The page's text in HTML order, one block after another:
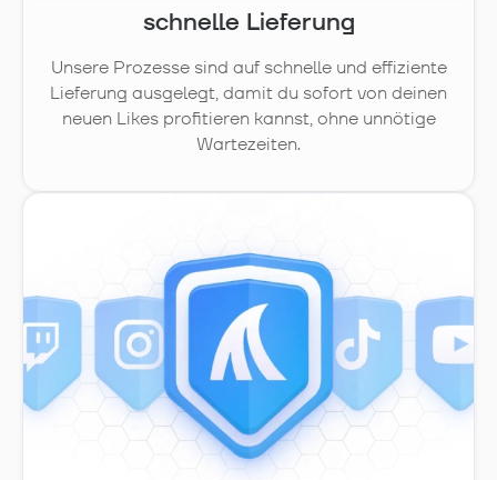
schnelle Lieferung
Unsere Prozesse sind auf schnelle und effiziente
Lieferung ausgelegt, damit du sofort von deinen
neuen Likes profitieren kannst, ohne unnötige
Wartezeiten.